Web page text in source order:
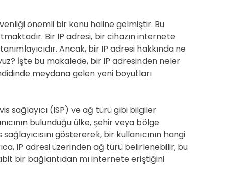
önemli bir konu haline gelmiştir. Bu
Bir IP adresi, bir cihazın internete
Ancak, bir IP adresi hakkında ne
İşte bu makalede, bir IP adresinden neler
meydana gelen yeni boyutları
sağlayıcı (ISP) ve ağ türü gibi bilgiler
bulunduğu ülke, şehir veya bölge
göstererek, bir kullanıcının hangi
IP adresi üzerinden ağ türü belirlenebilir; bu
bir bağlantıdan mı internete eriştiğini